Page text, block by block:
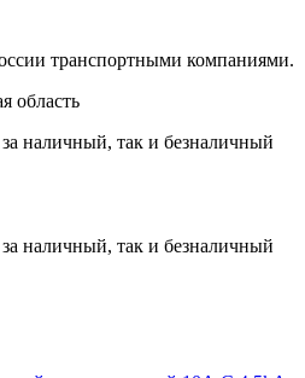
транспортными компаниями.
область
наличный, так и безналичный
наличный, так и безналичный